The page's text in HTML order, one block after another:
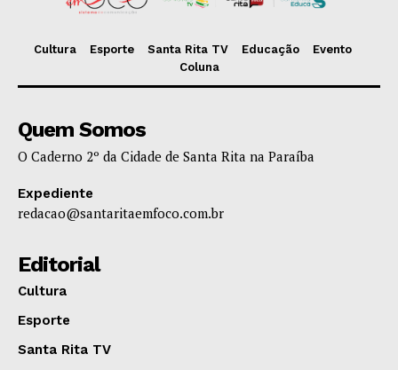
Cultura Esporte Santa Rita TV Educação
Evento
Coluna
Quem Somos
O Caderno 2º da Cidade de Santa Rita na Paraíba
Expediente
redacao@santaritaemfoco.com.br
Editorial
Cultura
Esporte
Santa Rita TV